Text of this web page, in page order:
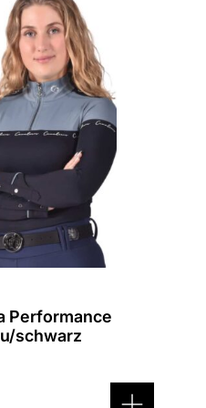
Performance
schwarz